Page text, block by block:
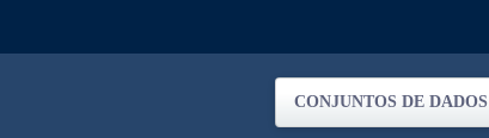
CONJUNTOS DE DADOS